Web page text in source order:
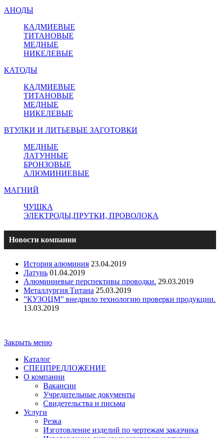
АНОДЫ
КАДМИЕВЫЕ
ТИТАНОВЫЕ
МЕДНЫЕ
НИКЕЛЕВЫЕ
КАТОДЫ
КАДМИЕВЫЕ
ТИТАНОВЫЕ
МЕДНЫЕ
НИКЕЛЕВЫЕ
ВТУЛКИ И ЛИТЬЕВЫЕ ЗАГОТОВКИ
МЕДНЫЕ
ЛАТУННЫЕ
БРОНЗОВЫЕ
АЛЮМИНИЕВЫЕ
МАГНИЙ
ЧУШКА
ЭЛЕКТРОДЫ,ПРУТКИ, ПРОВОЛОКА
Новости компании
История алюминия 23.04.2019
Латунь 01.04.2019
Алюминиевые перспективы проводки. 29.03.2019
Металлургия Титана 25.03.2019
”КУЗОЦМ” внедрило технологию проверки продукции.
13.03.2019
Закрыть меню
Каталог
СПЕЦПРЕДЛОЖЕНИЕ
О компании
Вакансии
Учредительные документы
Свидетельства и письма
Услуги
Резка
Изготовление изделий по чертежам заказчика